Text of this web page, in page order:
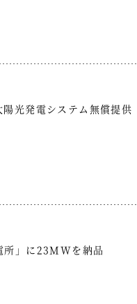
光発電システム無償提供
所」に23MWを納品